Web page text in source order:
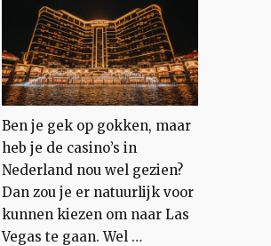
Ben je gek op gokken, maar
heb je de casino’s in
Nederland nou wel gezien?
Dan zou je er natuurlijk voor
kunnen kiezen om naar Las
Vegas te gaan. Wel …